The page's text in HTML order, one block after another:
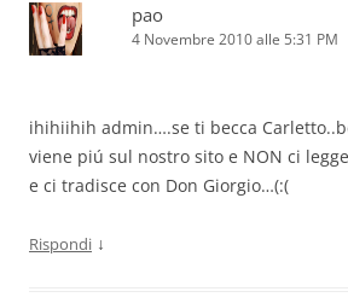
pao
4 Novembre 2010 alle 5:31 PM
ihihiihih admin….se ti becca
viene piú sul nostro sito e NON ci
e ci tradisce con Don Giorgio…(:(
Rispondi ↓